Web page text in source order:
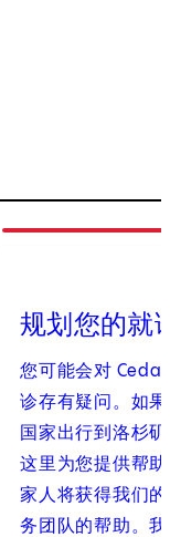
of3
规划您的就
您可能会对
诊存有疑问。如
国家出行到洛杉
这里为您提供帮
家人将获得我们
务团队的帮助。